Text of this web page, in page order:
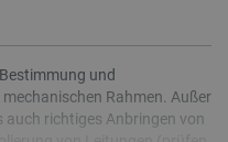
und
Rahmen. Außer
auch richtiges Anbringen von